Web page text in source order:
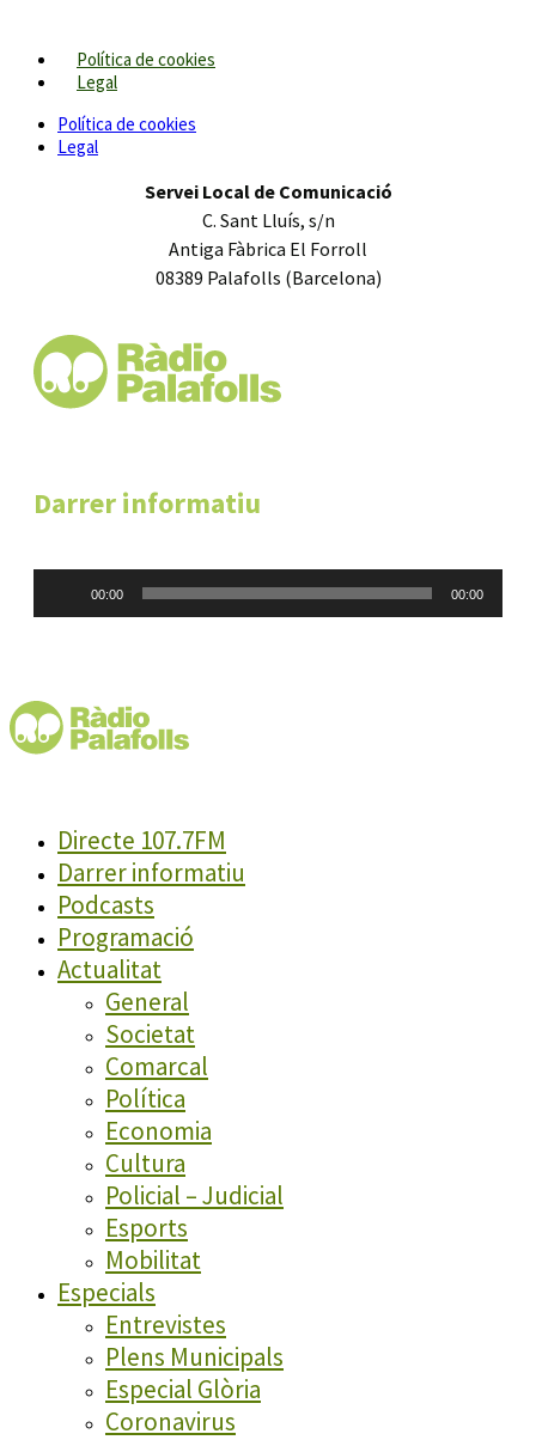
Política de cookies
Legal
Política de cookies
Legal
Servei Local de Comunicació
C. Sant Lluís, s/n
Antiga Fàbrica El Forroll
08389 Palafolls (Barcelona)
Darrer informatiu
00:00 00:00
Directe 107.7FM
Darrer informatiu
Podcasts
Programació
Actualitat
General
Societat
Comarcal
Política
Economia
Cultura
Policial – Judicial
Esports
Mobilitat
Especials
Entrevistes
Plens Municipals
Especial Glòria
Coronavirus